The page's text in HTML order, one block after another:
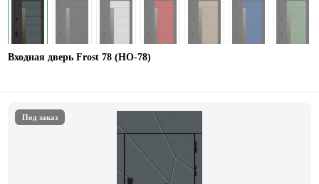
Входная дверь Frost 78 (НО-78)
Под заказ